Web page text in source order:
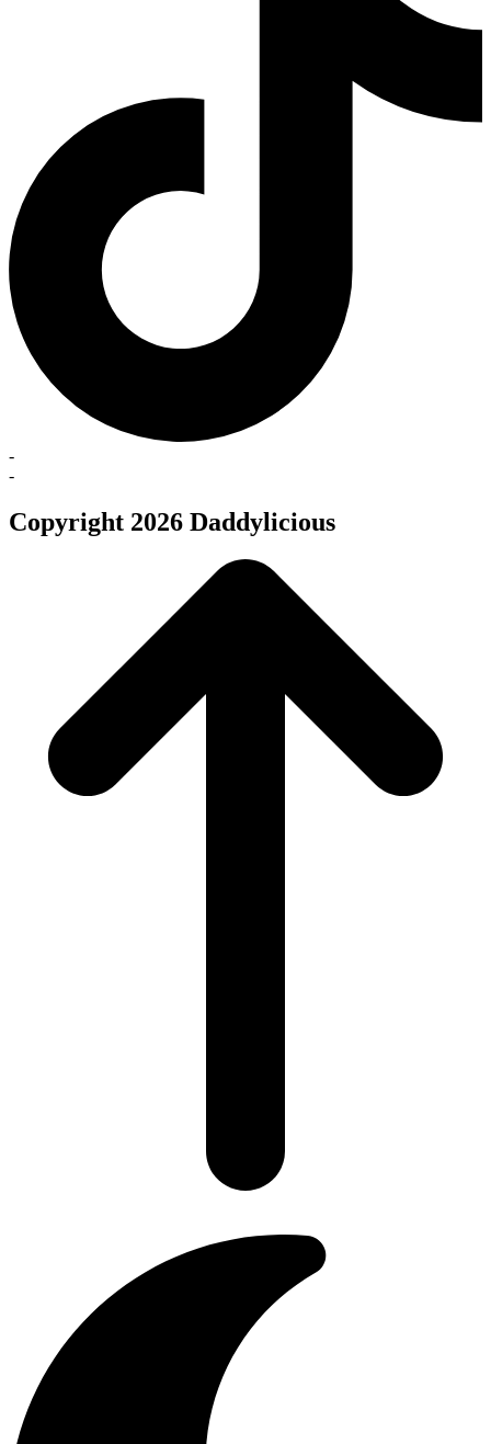
-
-
Copyright 2026 Daddylicious